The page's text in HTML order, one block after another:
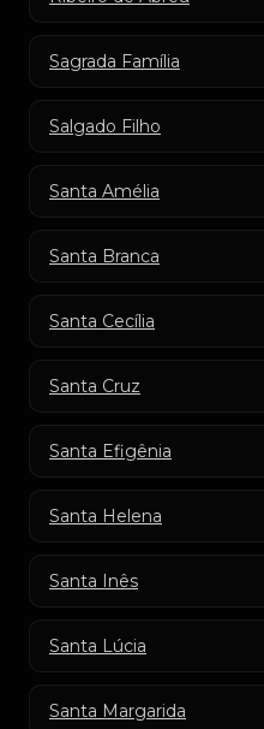
Sagrada Família
Salgado Filho
Santa Amélia
Santa Branca
Santa Cecília
Santa Cruz
Santa Efigênia
Santa Helena
Santa Inês
Santa Lúcia
Santa Margarida